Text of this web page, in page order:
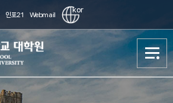
인포21 Webmail
kor
대학원 소개
대학원 소개